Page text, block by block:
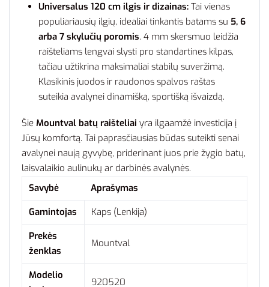
Universalus 120 cm ilgis ir dizainas: Tai vienas
populiariausių ilgių, idealiai tinkantis batams su 5, 6
arba 7 skylučių poromis. 4 mm skersmuo leidžia
raišteliams lengvai slysti pro standartines kilpas,
tačiau užtikrina maksimaliai stabilų suveržimą.
Klasikinis juodos ir raudonos spalvos raštas
suteikia avalynei dinamišką, sportišką išvaizdą.
Šie Mountval batų raišteliai yra ilgaamžė investicija į
Jūsų komfortą. Tai paprasčiausias būdas suteikti senai
avalynei naują gyvybę, priderinant juos prie žygio batų,
laisvalaikio aulinukų ar darbinės avalynės.
Savybė
Aprašymas
Gamintojas
Kaps (Lenkija)
Prekės
ženklas
Mountval
Modelio
920520